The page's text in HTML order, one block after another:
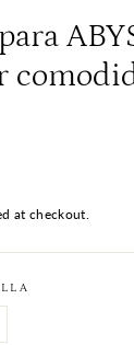
at checkout.